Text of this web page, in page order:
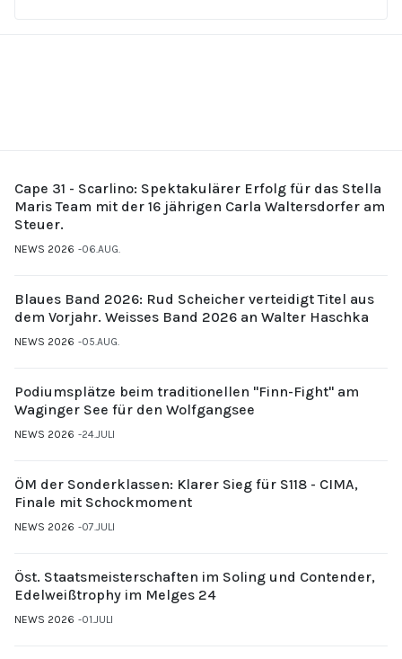
Cape 31 - Scarlino: Spektakulärer Erfolg für das Stella
Maris Team mit der 16 jährigen Carla Waltersdorfer am
Steuer.
NEWS 2026 06.AUG.
Blaues Band 2026: Rud Scheicher verteidigt Titel aus
dem Vorjahr. Weisses Band 2026 an Walter Haschka
NEWS 2026 05.AUG.
Podiumsplätze beim traditionellen "Finn-Fight" am
Waginger See für den Wolfgangsee
NEWS 2026 24.JULI
ÖM der Sonderklassen: Klarer Sieg für S118 - CIMA,
Finale mit Schockmoment
NEWS 2026 07.JULI
Öst. Staatsmeisterschaften im Soling und Contender,
Edelweißtrophy im Melges 24
NEWS 2026 01.JULI